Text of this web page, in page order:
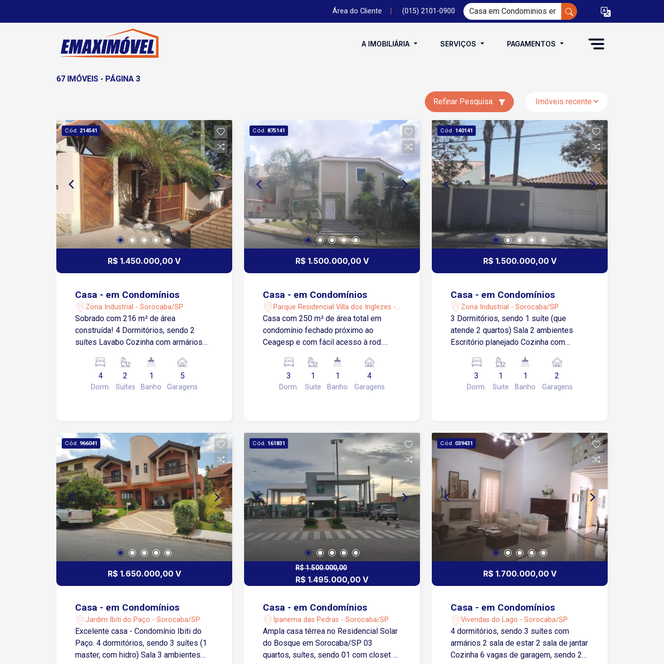
Área do Cliente (015) 2101-0900
A IMOBILIÁRIA SERVIÇOS PAGAMENTOS
67 IMÓVEIS - PÁGINA 3
Refinar Pesquisa
Cód. 214541
R$ 1.450.000,00 V
Casa - em Condomínios
Zona Industrial - Sorocaba/SP
Sobrado com 216 m² de área
construída! 4 Dormitórios, sendo 2
suítes Lavabo Cozinha com armários
armários Lavanderia 5 Vagas de
garagem, sendo 3 cobertas Condomínio
com: Academia Área gourmet com
de jogos
4
Dorm.
2
Suítes
1
Banho
5
Garagens
Cód. 875141
R$ 1.500.000,00 V
Casa - em Condomínios
Parque Residencial Villa dos Inglezes -
Sorocaba/SP
Casa com 250 m² de área total em
condomínio fechado próximo ao
Ceagesp e com fácil acesso à rod.
1 com closet e sacada Sala 3
ambientes Lavabo Banheiro social
Escritório Cozinha com armários Área
3
Dorm.
1
Suite
1
Banho
4
Garagens
Cód. 140141
R$ 1.500.000,00 V
Casa - em Condomínios
Zona Industrial - Sorocaba/SP
3 Dormitórios, sendo 1 suíte (que
atende 2 quartos) Sala 2 ambientes
Escritório planejado Cozinha com
armários 2 Vagas de garagem cobertas
Piscina aquecida * Todos os
dormitórios com porta balcão com
3
Dorm.
1
Suite
1
Banho
2
Garagens
Cód. 966041
R$ 1.650.000,00 V
Casa - em Condomínios
Jardim Ibiti do Paço - Sorocaba/SP
Excelente casa - Condomínio Ibiti do
Paço. 4 dormitórios, sendo 3 suítes (1
master, com hidro) Sala 3 ambientes
Cód. 161831
R$ 1.500.000,00
R$ 1.495.000,00 V
Casa - em Condomínios
Ipanema das Pedras - Sorocaba/SP
Ampla casa térrea no Residencial Solar
do Bosque em Sorocaba/SP 03
quartos, suítes, sendo 01 com closet e
Cód. 039431
R$ 1.700.000,00 V
Casa - em Condomínios
Vivendas do Lago - Sorocaba/SP
4 dormitórios, sendo 3 suítes com
armários 2 sala de estar 2 sala de jantar
Cozinha 6 vagas de garagem, sendo 2